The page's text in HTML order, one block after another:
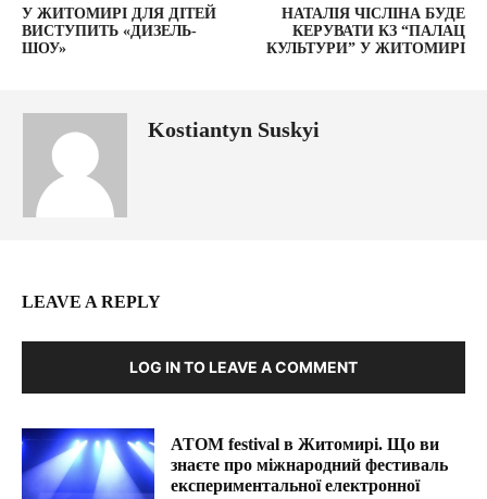
У ЖИТОМИРІ ДЛЯ ДІТЕЙ
ВИСТУПИТЬ «ДИЗЕЛЬ-
ШОУ»
НАТАЛІЯ ЧІСЛІНА БУДЕ
КЕРУВАТИ КЗ “ПАЛАЦ
КУЛЬТУРИ” У ЖИТОМИРІ
Kostiantyn Suskyi
LEAVE A REPLY
LOG IN TO LEAVE A COMMENT
ATOM festival в Житомирі. Що ви
знаєте про міжнародний фестиваль
експериментальної електронної